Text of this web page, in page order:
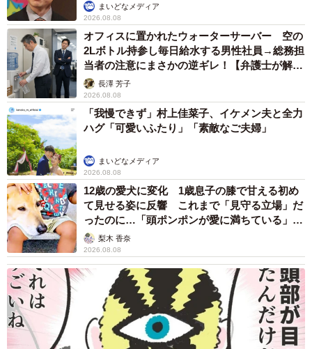
まいどなメディア
2026.08.08
オフィスに置かれたウォーターサーバー 空の
2Lボトル持参し毎日給水する男性社員→総務担
当者の注意にまさかの逆ギレ！【弁護士が解
説】長澤 芳子
2026.08.08
「我慢できず」村上佳菜子、イケメン夫と全力
ハグ「可愛いふたり」「素敵なご夫婦」
まいどなメディア
2026.08.08
12歳の愛犬に変化 1歳息子の膝で甘える初め
て見せる姿に反響 これまで「見守る立場」だ
ったのに…「頭ポンポンが愛に満ちている」
「尊…」
梨木 香奈
2026.08.08